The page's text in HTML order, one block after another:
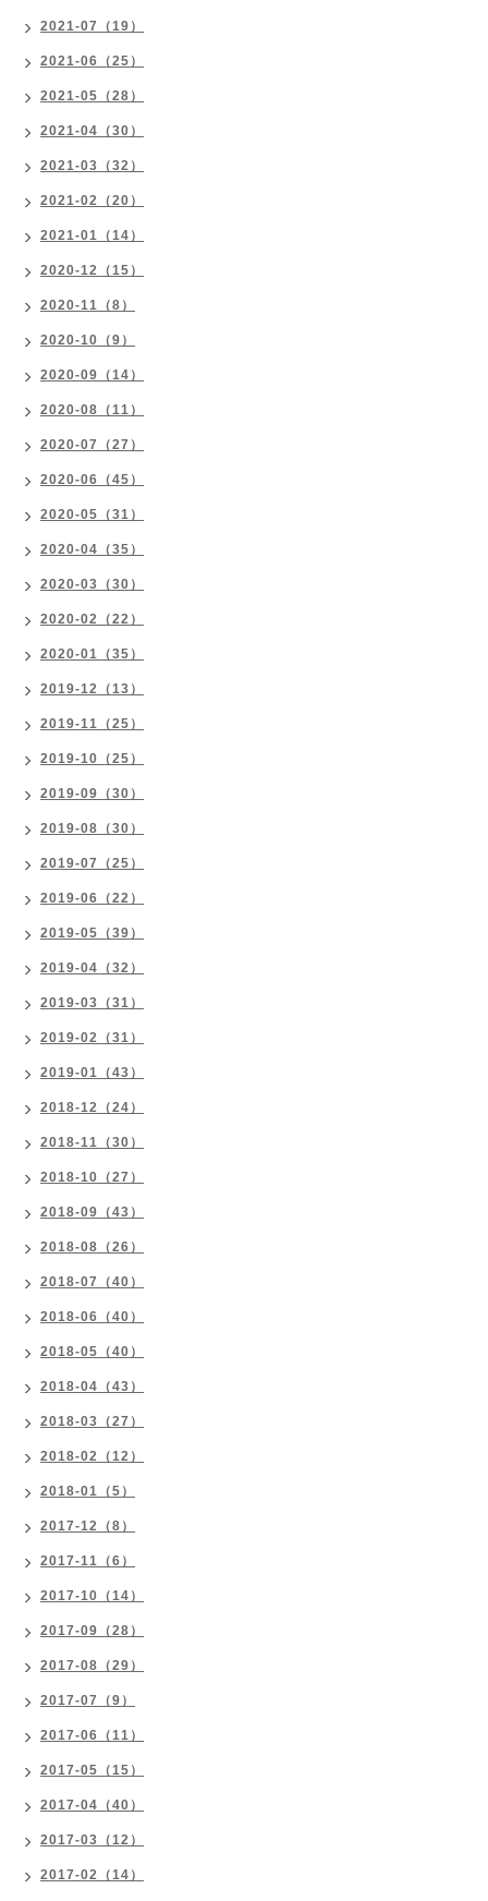
2021-07（19）
2021-06（25）
2021-05（28）
2021-04（30）
2021-03（32）
2021-02（20）
2021-01（14）
2020-12（15）
2020-11（8）
2020-10（9）
2020-09（14）
2020-08（11）
2020-07（27）
2020-06（45）
2020-05（31）
2020-04（35）
2020-03（30）
2020-02（22）
2020-01（35）
2019-12（13）
2019-11（25）
2019-10（25）
2019-09（30）
2019-08（30）
2019-07（25）
2019-06（22）
2019-05（39）
2019-04（32）
2019-03（31）
2019-02（31）
2019-01（43）
2018-12（24）
2018-11（30）
2018-10（27）
2018-09（43）
2018-08（26）
2018-07（40）
2018-06（40）
2018-05（40）
2018-04（43）
2018-03（27）
2018-02（12）
2018-01（5）
2017-12（8）
2017-11（6）
2017-10（14）
2017-09（28）
2017-08（29）
2017-07（9）
2017-06（11）
2017-05（15）
2017-04（40）
2017-03（12）
2017-02（14）